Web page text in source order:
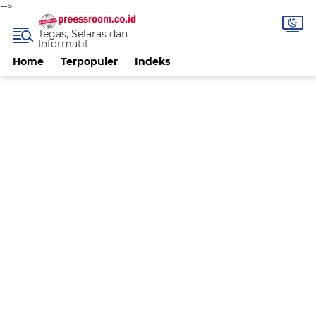
-->
Home Terpopuler Indeks
Tegas, Selaras dan
Informatif